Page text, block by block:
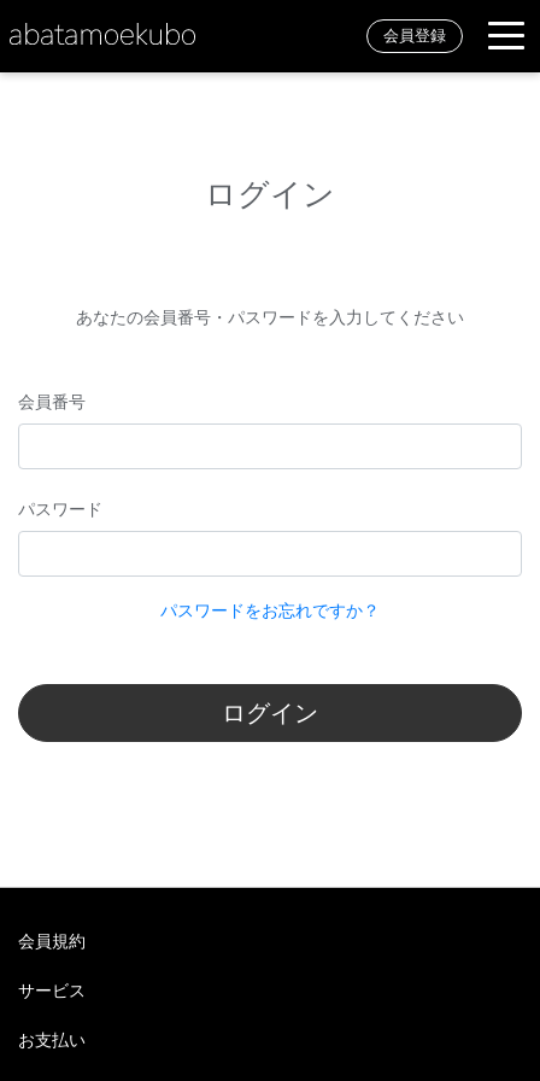
会員登録
ログイン
あなたの会員番号・パスワードを入力してください
会員番号
パスワード
パスワードをお忘れですか？
ログイン
会員規約
サービス
お支払い